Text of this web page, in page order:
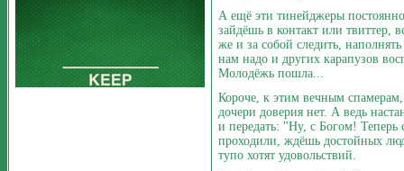
А ещё эти тинейджеры
зайдёшь в контакт или твиттер,
же и за собой следить,
нам надо и других карапузов
Молодёжь пошла...
Короче, к этим вечным
дочери доверия нет. А ведь
и передать: "Ну, с Богом!
проходили, ждёшь достойных
тупо хотят удовольствий.